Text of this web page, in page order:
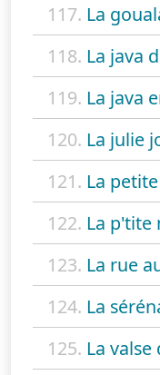
117. La
118. La java
119. La java
120. La julie
121. La
122. La p'tite
123. La rue
124. La
125. La